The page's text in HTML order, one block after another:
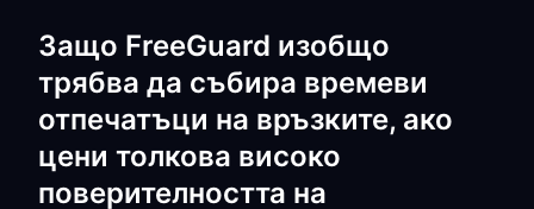
Защо FreeGuard изобщо
трябва да събира времеви
отпечатъци на връзките, ако
цени толкова високо
поверителността на